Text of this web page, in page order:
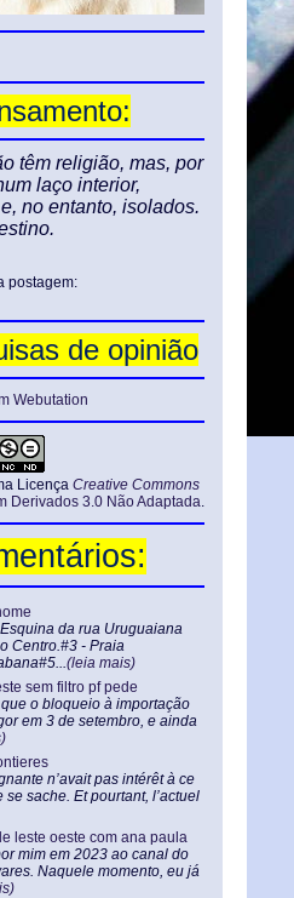
têm religião, mas, por
laço interior,
no entanto, isolados.
postagem:
de opinião
Webutation
Licença Creative Commons
Derivados 3.0 Não Adaptada.
da rua Uruguaiana
Centro.#3 - Praia
(leia mais)
sem filtro pf pede
o bloqueio à importação
em 3 de setembro, e ainda
n’avait pas intérêt à ce
sache. Et pourtant, l’actuel
leste oeste com ana paula
mim em 2023 ao canal do
Naquele momento, eu já